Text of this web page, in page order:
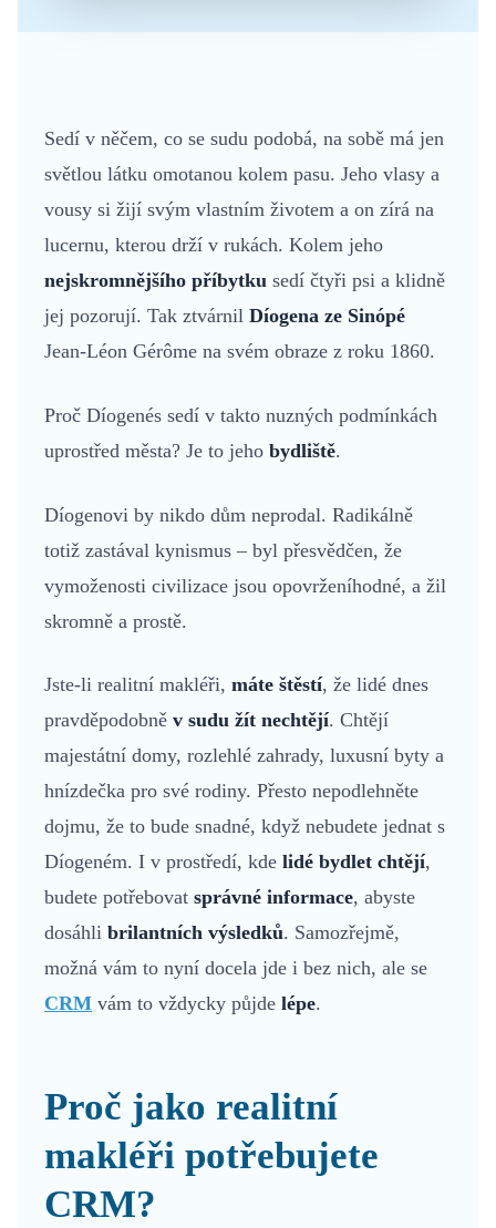
Sedí v něčem, co se sudu podobá, na sobě má jen
světlou látku omotanou kolem pasu. Jeho vlasy a
vousy si žijí svým vlastním životem a on zírá na
lucernu, kterou drží v rukách. Kolem jeho
nejskromnějšího příbytku sedí čtyři psi a klidně
jej pozorují. Tak ztvárnil Díogena ze Sinópé
Jean-Léon Gérôme na svém obraze z roku 1860.
Proč Díogenés sedí v takto nuzných podmínkách
uprostřed města? Je to jeho bydliště.
Díogenovi by nikdo dům neprodal. Radikálně
totiž zastával kynismus – byl přesvědčen, že
vymoženosti civilizace jsou opovrženíhodné, a žil
skromně a prostě.
Jste-li realitní makléři, máte štěstí, že lidé dnes
pravděpodobně v sudu žít nechtějí. Chtějí
majestátní domy, rozlehlé zahrady, luxusní byty a
hnízdečka pro své rodiny. Přesto nepodlehněte
dojmu, že to bude snadné, když nebudete jednat s
Díogeném. I v prostředí, kde lidé bydlet chtějí,
budete potřebovat správné informace, abyste
dosáhli brilantních výsledků. Samozřejmě,
možná vám to nyní docela jde i bez nich, ale se
CRM vám to vždycky půjde lépe.
Proč jako realitní
makléři potřebujete
CRM?